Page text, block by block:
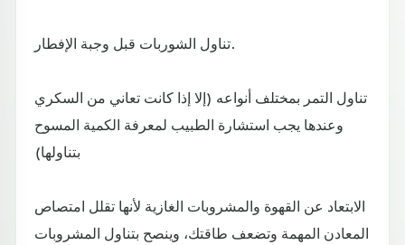
تناول الشوربات قبل وجبة الإفطار.
تناول التمر بمختلف أنواعه (إلا إذا كانت تعاني من السكري
وعندها يجب استشارة الطبيب لمعرفة الكمية المسوح
بتناولها)
الابتعاد عن القهوة والمشروبات الغازية لأنها تقلل امتصاص
المعادن المهمة وتضعف طاقتك، وينصح بتناول المشروبات